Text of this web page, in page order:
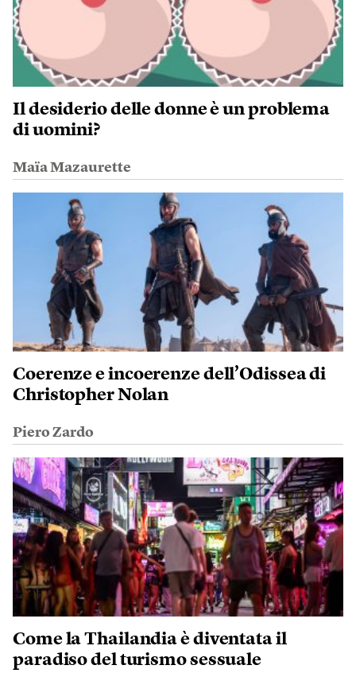
Il desiderio delle donne è un problema
di uomini?
Maïa Mazaurette
Coerenze e incoerenze dell’Odissea di
Christopher Nolan
Piero Zardo
Come la Thailandia è diventata il
paradiso del turismo sessuale